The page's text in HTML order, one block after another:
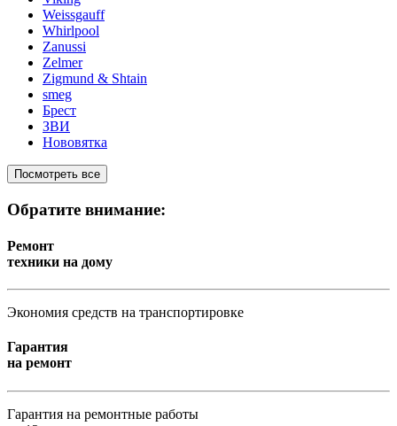
Weissgauff
Whirlpool
Zanussi
Zelmer
Zigmund & Shtain
smeg
Брест
ЗВИ
Нововятка
Посмотреть все
Обратите внимание:
Ремонт
техники на дому
Экономия средств на транспортировке
Гарантия
на ремонт
Гарантия на ремонтные работы